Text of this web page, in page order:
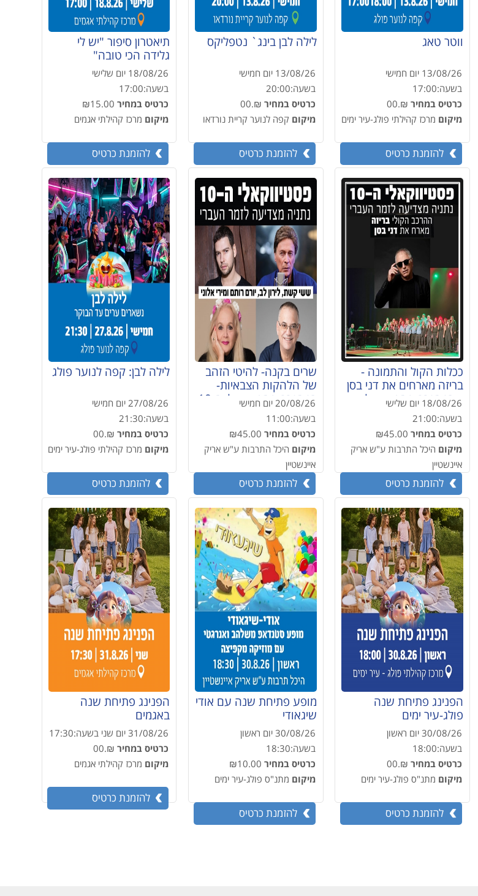
ווטר טאג
13/08/26 יום חמישי
בשעה:17:00
כרטיס במחיר₪.00
מיקום מרכז קהילתי פולג-עיר ימים
להזמנת כרטיס
לילה לבן בינג` נטפליקס
13/08/26 יום חמישי
בשעה:20:00
כרטיס במחיר ₪.00
מיקום קפה לנוער קריית נורדאו
להזמנת כרטיס
תיאטרון סיפור "יש לי
גלידה הכי טובה"
18/08/26 יום שלישי
בשעה:17:00
כרטיס במחיר₪15.00
מיקום מרכז קהילתי אגמים
להזמנת כרטיס
ככלות הקול והתמונה -
בריזה מארחים את דני בסן
– במסגרת פסטיווקאלי
ה-10 פסטיבל הזמר העברי
18/08/26 יום שלישי
בשעה:21:00
כרטיס במחיר₪45.00
מיקום היכל התרבות ע"ש אריק
איינשטיין
להזמנת כרטיס
שרים בקנה- להיטי הזהב
של הלהקות הצבאיות-
במסגרת פסטיווקאלי ה-10
פסטיבל הזמר העברי
20/08/26 יום חמישי
בשעה:11:00
כרטיס במחיר
מיקום היכל התרבות ע"ש אריק
איינשטיין
להזמנת כרטיס
לילה לבן: קפה לנוער פולג
27/08/26 יום חמישי
בשעה:21:30
כרטיס במחיר₪.00
מיקום מרכז קהילתי פולג-עיר ימים
להזמנת כרטיס
הפנינג פתיחת שנה
פולג-עיר ימים
30/08/26 יום ראשון
בשעה:18:00
כרטיס במחיר₪.00
מיקום מתנ"ס פולג-עיר ימים
להזמנת כרטיס
מופע פתיחת שנה עם אודי
שיגאודי
30/08/26 יום ראשון
בשעה:18:30
כרטיס במחיר
מיקום מתנ"ס פולג-עיר ימים
להזמנת כרטיס
הפנינג פתיחת שנה
באגמים
31/08/26 יום שני בשעה:17:30
כרטיס במחיר₪.00
מיקום מרכז קהילתי אגמים
להזמנת כרטיס